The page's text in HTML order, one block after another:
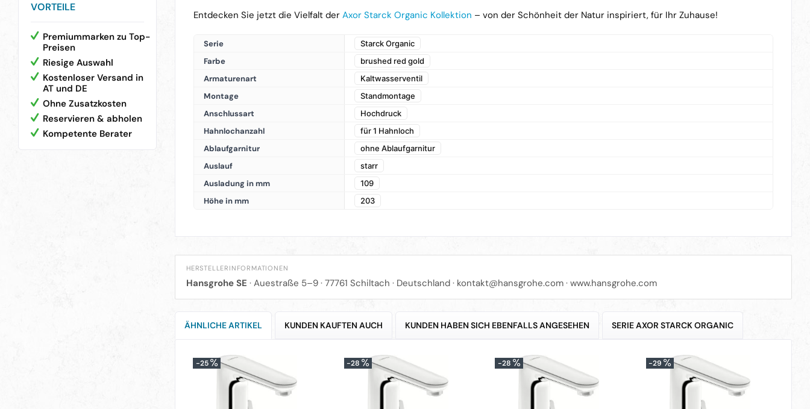
VORTEILE
Premiummarken zu Top-
Preisen
Riesige Auswahl
Kostenloser Versand in
AT und DE
Ohne Zusatzkosten
Reservieren & abholen
Kompetente Berater
Entdecken Sie jetzt die Vielfalt der Axor Starck Organic Kollektion – von der Schönheit der Natur inspiriert, für Ihr Zuhause!
Serie Starck Organic
Farbe brushed red gold
Armaturenart Kaltwasserventil
Montage Standmontage
Anschlussart Hochdruck
Hahnlochanzahl für 1 Hahnloch
Ablaufgarnitur ohne Ablaufgarnitur
Auslauf starr
Ausladung in mm 109
Höhe in mm 203
HERSTELLERINFORMATIONEN
Hansgrohe SE · Auestraße 5–9 · 77761 Schiltach · Deutschland · kontakt@hansgrohe.com · www.hansgrohe.com
ÄHNLICHE ARTIKEL KUNDEN KAUFTEN AUCH KUNDEN HABEN SICH EBENFALLS ANGESEHEN SERIE AXOR STARCK ORGANIC
-25 -28 -28 -29